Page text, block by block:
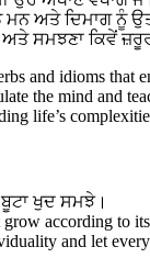
ਮਨ ਅਤੇ ਦਿਮਾਗ ਨੂੰ
ਅਤੇ ਸਮਝਣਾ ਕਿਵੇਂ
and idioms that
the mind and
life’s
ਬੂਟਾ ਖੁਦ ਸਮਝੇ।
according to
and let